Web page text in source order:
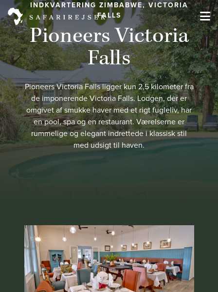
INDKVARTERING ZIMBABWE, VICTORIA
FALLS
Pioneers Victoria
Falls
Pioneers Victoria Falls ligger kun 2,5 kilometer fra
de imponerende Victoria Falls. Lodgen, der er
omgivet af smukke haver med et rigt fugleliv, har
en pool, spa og en restaurant. Værelserne er
rummelige og elegant indrettede i klassisk stil
med udsigt til haven.